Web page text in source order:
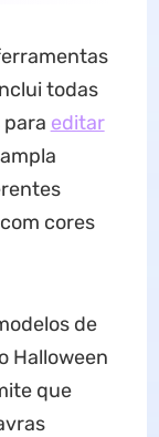
todas
para editar
cores
de
Halloween
que